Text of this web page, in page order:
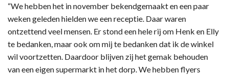
“We hebben het in november bekendgemaakt en een paar
weken geleden hielden we een receptie. Daar waren
ontzettend veel mensen. Er stond een hele rij om Henk en Elly
te bedanken, maar ook om mij te bedanken dat ik de winkel
wil voortzetten. Daardoor blijven zij het gemak behouden
van een eigen supermarkt in het dorp. We hebben flyers